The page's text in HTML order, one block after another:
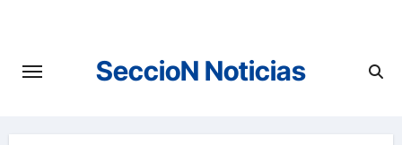
contenido
SeccioN Noticias